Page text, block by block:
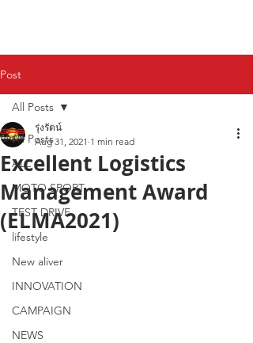
Post
All Posts
ALL
MOTO SPORT
TEST DRIVE
lifestyle
New aliver
INNOVATION
CAMPAIGN
NEWS
All Posts
Excellent Logistics
Management Award
(ELMA2021)
รุ่งรัตน์
Aug 31, 2021 1 min read